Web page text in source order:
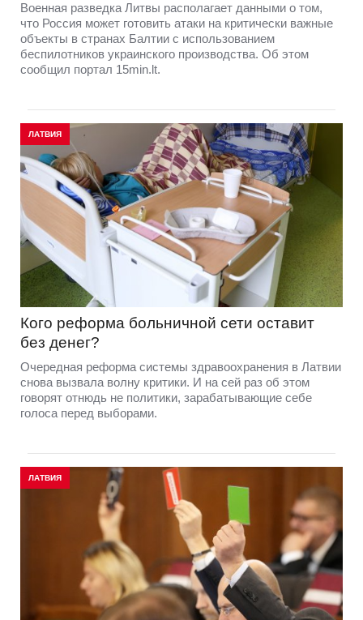
Военная разведка Литвы располагает данными о том,
что Россия может готовить атаки на критически важные
объекты в странах Балтии с использованием
беспилотников украинского производства. Об этом
сообщил портал 15min.lt.
ЛАТВИЯ
Кого реформа больничной сети оставит
без денег?
Очередная реформа системы здравоохранения в Латвии
снова вызвала волну критики. И на сей раз об этом
говорят отнюдь не политики, зарабатывающие себе
голоса перед выборами.
ЛАТВИЯ